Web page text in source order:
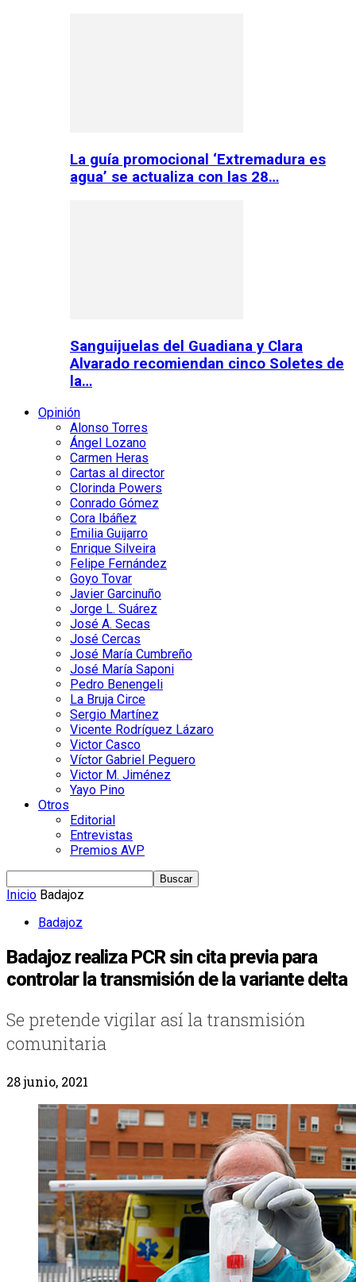
La guía promocional ‘Extremadura es
agua’ se actualiza con las 28…
Sanguijuelas del Guadiana y Clara
Alvarado recomiendan cinco Soletes de
la…
Opinión
Alonso Torres
Ángel Lozano
Carmen Heras
Cartas al director
Clorinda Powers
Conrado Gómez
Cora Ibáñez
Emilia Guijarro
Enrique Silveira
Felipe Fernández
Goyo Tovar
Javier Garcinuño
Jorge L. Suárez
José A. Secas
José Cercas
José María Cumbreño
José María Saponi
Pedro Benengeli
La Bruja Circe
Sergio Martínez
Vicente Rodríguez Lázaro
Victor Casco
Víctor Gabriel Peguero
Victor M. Jiménez
Yayo Pino
Otros
Editorial
Entrevistas
Premios AVP
Inicio Badajoz
Badajoz
Badajoz realiza PCR sin cita previa para
controlar la transmisión de la variante delta
Se pretende vigilar así la transmisión
comunitaria
28 junio, 2021